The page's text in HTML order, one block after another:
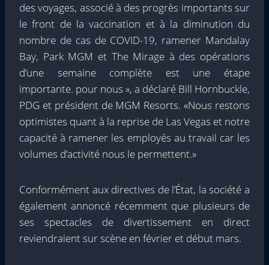
des voyages, associé à des progrès importants sur
le front de la vaccination et à la diminution du
nombre de cas de COVID-19, ramener Mandalay
Bay, Park MGM et The Mirage à des opérations
d’une semaine complète est une étape
importante. pour nous », a déclaré Bill Hornbuckle,
PDG et président de MGM Resorts. «Nous restons
optimistes quant à la reprise de Las Vegas et notre
capacité à ramener les employés au travail car les
volumes d’activité nous le permettent.»
Conformément aux directives de l’État, la société a
également annoncé récemment que plusieurs de
ses spectacles de divertissement en direct
reviendraient sur scène en février et début mars.